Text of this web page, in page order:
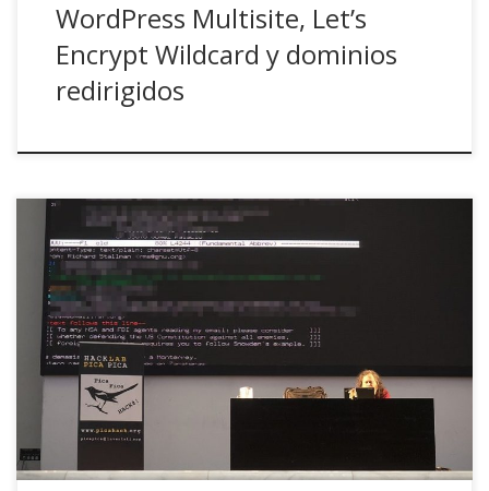
WordPress Multisite, Let’s
Encrypt Wildcard y dominios
redirigidos
El pasado 24 de febrero, el equipazo humano de Hack Lab
Pica Pica volvió a hacer posible (no sin grandes esfuerzos y
un «justito» apoyo institucional según lo que pude ver ) que
RMS estuviese en Oviedo tres años después de su primera
conferencia en la ciudad. Tras años escribiéndome […]